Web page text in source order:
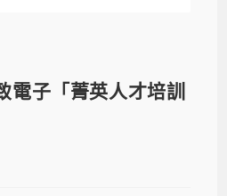
子「菁英人才培訓